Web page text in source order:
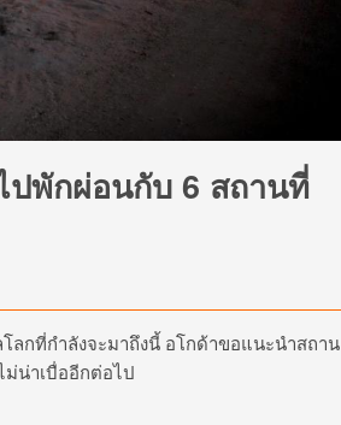
ปพักผ่อนกับ 6 สถานที่
กที่กำลังจะมาถึงนี้ อโกด้าขอแนะนำสถาน
น่าเบื่ออีกต่อไป